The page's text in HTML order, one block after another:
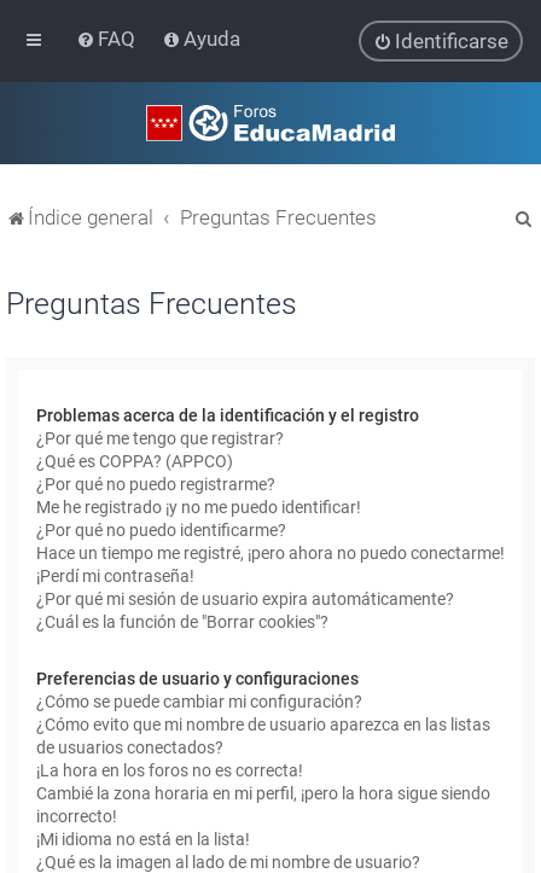
FAQ Ayuda Identificarse
Índice general Preguntas Frecuentes
Preguntas Frecuentes
Problemas acerca de la identificación y el registro
¿Por qué me tengo que registrar?
¿Qué es COPPA? (APPCO)
¿Por qué no puedo registrarme?
Me he registrado ¡y no me puedo identificar!
¿Por qué no puedo identificarme?
Hace un tiempo me registré, ¡pero ahora no puedo conectarme!
¡Perdí mi contraseña!
¿Por qué mi sesión de usuario expira automáticamente?
¿Cuál es la función de "Borrar cookies"?
Preferencias de usuario y configuraciones
¿Cómo se puede cambiar mi configuración?
¿Cómo evito que mi nombre de usuario aparezca en las listas
de usuarios conectados?
¡La hora en los foros no es correcta!
Cambié la zona horaria en mi perfil, ¡pero la hora sigue siendo
incorrecto!
¡Mi idioma no está en la lista!
¿Qué es la imagen al lado de mi nombre de usuario?